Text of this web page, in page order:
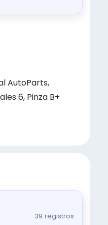
AutoParts,
6, Pinza B+
39 registros